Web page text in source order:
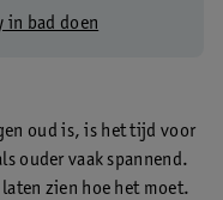
in bad doen
oud is, is het tijd voor
ouder vaak spannend.
zien hoe het moet.